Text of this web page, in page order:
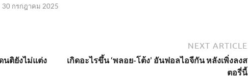
30 กรกฎาคม 2025
นติยังไม่แต่ง
NEXT ARTICLE
เกิดอะไรขึ้น ‘พลอย-โต้ง’ อันฟอลไอจีกัน หลังเพิ่งลงส
ตอรี่นี้